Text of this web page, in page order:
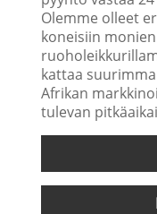
Olemme olleet
koneisiin
kattaa
Afrikan
tulevan